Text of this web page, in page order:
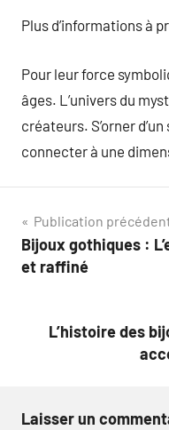
Plus d’informations à
Pour leur force
âges. L’univers du
créateurs. S’orner
connecter à une
Navigation
de
Publication
Bijoux gothiques :
et raffiné
L’histoire des
Laisser un